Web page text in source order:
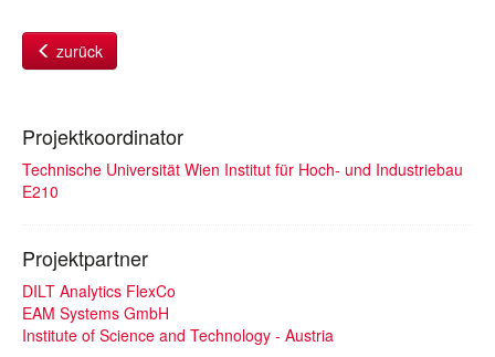
zurück
Projektkoordinator
Technische Universität Wien Institut für Hoch- und Industriebau
E210
Projektpartner
DILT Analytics FlexCo
EAM Systems GmbH
Institute of Science and Technology - Austria